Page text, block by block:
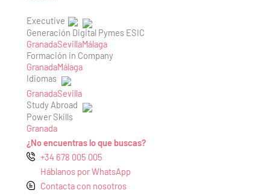
Executive
Generación Digital Pymes ESIC
GranadaSevillaMálaga
Formación in Company
GranadaMálaga
Idiomas
GranadaSevilla
Study Abroad
Power Skills
Granada
¿No encuentras lo que buscas?
+34 678 005 005
Háblanos por WhatsApp
Contacta con nosotros